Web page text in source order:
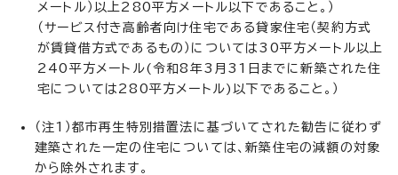
メートル）以上280平方メートル以下であること。）
（サービス付き高齢者向け住宅である貸家住宅（契約方式
が賃貸借方式であるもの）については30平方メートル以上
240平方メートル(令和8年3月31日までに新築された住
宅については280平方メートル)以下であること。）
（注1）都市再生特別措置法に基づいてされた勧告に従わず
建築された一定の住宅については、新築住宅の減額の対象
から除外されます。